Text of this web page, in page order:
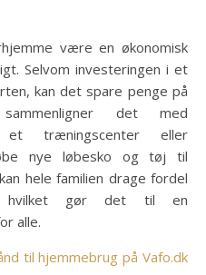
være en økonomisk
Selvom investeringen i et
kan det spare penge på
det med
et træningscenter eller
nye løbesko og tøj til
hele familien drage fordel
hvilket gør det til en
alle.
til hjemmebrug på Vafo.dk